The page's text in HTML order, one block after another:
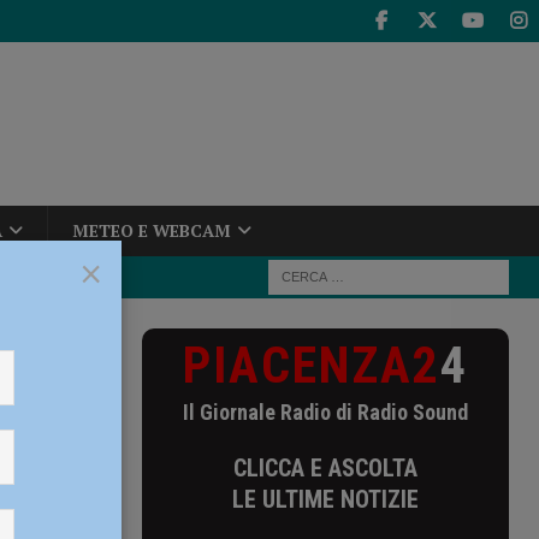
METEO E WEBCAM
e
PIACENZA24
Il Giornale Radio di Radio Sound
CLICCA E ASCOLTA
LE ULTIME NOTIZIE
×